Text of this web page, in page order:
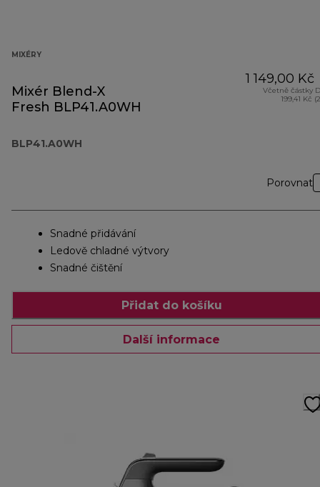
MIXÉRY
Mixér Blend-X
Fresh BLP41.A0WH
BLP41.A0WH
1 149,00 Kč
Včetně částky
199,41 Kč
Porovnat
Snadné přidávání
Ledově chladné výtvory
Snadné čištění
Přidat do košíku
Další informace